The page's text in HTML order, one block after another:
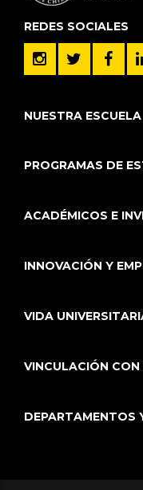
REDES SOCIALES
NUESTRA ESCUELA
PROGRAMAS DE
ACADÉMICOS E
INNOVACIÓN Y
VIDA
VINCULACIÓN CON
DEPARTAMENTOS